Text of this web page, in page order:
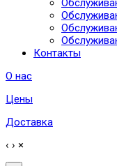
Контакты
О нас
Цены
Доставка
‹ › ×